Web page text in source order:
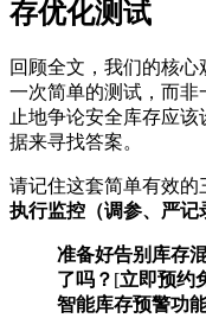
存优化测试
回顾全文，我们的核
一次简单的测试，而
止地争论安全库存应
据来寻找答案。
请记住这套简单有效的
执行监控（调参、严记
准备好告别库存
了吗？ [立即预约
智能库存预警功